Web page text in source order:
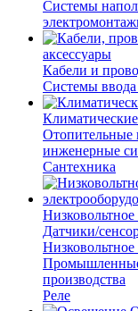
Системы
аксессуары
Кабели и
Системы ввода
Отопительные
инженерные
Сантехника
Датчики/
Промышленные
производства
Реле